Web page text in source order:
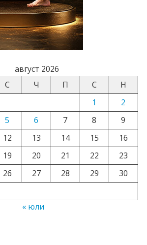
август 2026
С Ч П С
Н
1
2
5 6 7 8
9
12 13 14 15
16
19 20 21 22
23
26 27 28 29
30
« юли